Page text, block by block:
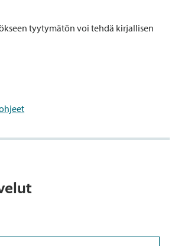
tyytymätön voi tehdä kirjallisen